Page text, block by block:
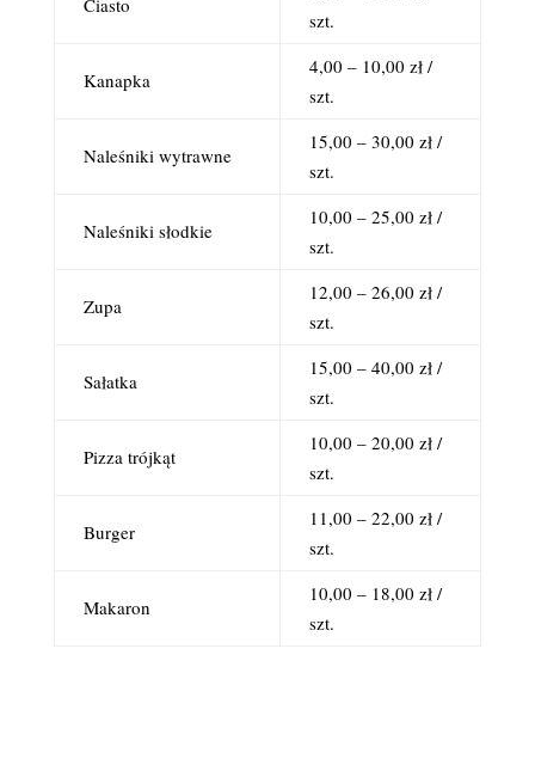
Ciasto
szt.
Kanapka
4,00 – 10,00 zł /
szt.
Naleśniki wytrawne
15,00 – 30,00 zł /
szt.
Naleśniki słodkie
10,00 – 25,00 zł /
szt.
Zupa
12,00 – 26,00 zł /
szt.
Sałatka
15,00 – 40,00 zł /
szt.
Pizza trójkąt
10,00 – 20,00 zł /
szt.
Burger
11,00 – 22,00 zł /
szt.
Makaron
10,00 – 18,00 zł /
szt.